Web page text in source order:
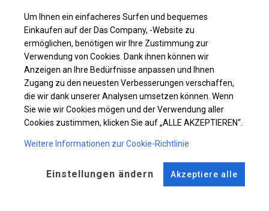
Dach sehr große, vollständig transparente Fenster, dank denen das
Sonnenlicht das Zelt vollständig beleuchtet.
Einzelheiten ansehen
Plane ändern
KONSTRUKTION
Um Ihnen ein einfacheres Surfen und bequemes
Einkaufen auf der Das Company, -Website zu
ermöglichen, benötigen wir Ihre Zustimmung zur
Verwendung von Cookies. Dank ihnen können wir
Anzeigen an Ihre Bedürfnisse anpassen und Ihnen
Zugang zu den neuesten Verbesserungen verschaffen,
die wir dank unserer Analysen umsetzen können. Wenn
Sie wie wir Cookies mögen und der Verwendung aller
Cookies zustimmen, klicken Sie auf „ALLE AKZEPTIEREN“.
Weitere Informationen zur Cookie-Richtlinie
Einstellungen ändern Akzeptiere alle